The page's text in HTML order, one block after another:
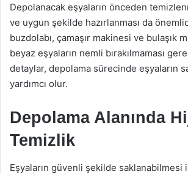
Depolanacak eşyaların önceden
ve uygun şekilde hazırlanması da
buzdolabı, çamaşır makinesi ve bulaşık
beyaz eşyaların nemli bırakılmaması
detaylar, depolama sürecinde eşyaların
yardımcı olur.
Depolama Alanında
Temizlik
Eşyaların güvenli şekilde saklanabilmesi